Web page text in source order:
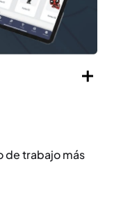
de trabajo más